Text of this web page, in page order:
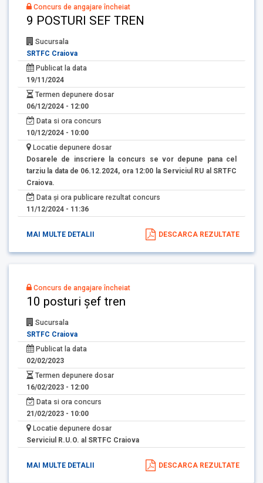
Concurs de angajare încheiat
9 POSTURI SEF TREN
Sucursala
SRTFC Craiova
Publicat la data
19/11/2024
Termen depunere dosar
06/12/2024 - 12:00
Data si ora concurs
10/12/2024 - 10:00
Locatie depunere dosar
Dosarele de inscriere la concurs se vor depune pana cel
tarziu la data de 06.12.2024, ora 12:00 la Serviciul RU al SRTFC
Craiova.
Data și ora publicare rezultat concurs
11/12/2024 - 11:36
MAI MULTE DETALII DESCARCA REZULTATE
Concurs de angajare încheiat
10 posturi șef tren
Sucursala
SRTFC Craiova
Publicat la data
02/02/2023
Termen depunere dosar
16/02/2023 - 12:00
Data si ora concurs
21/02/2023 - 10:00
Locatie depunere dosar
Serviciul R.U.O. al SRTFC Craiova
MAI MULTE DETALII DESCARCA REZULTATE